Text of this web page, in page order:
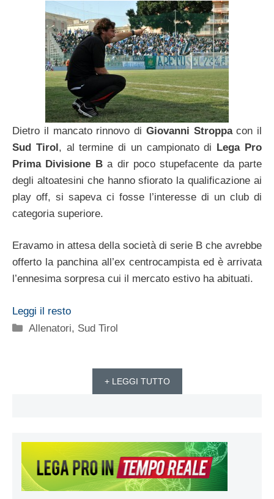
Dietro il mancato rinnovo di Giovanni Stroppacon il
Sud Tirol, al termine di un campionato di Lega Pro
Prima Divisione Ba dir poco stupefacente da parte
degli altoatesini che hanno sfiorato la qualificazione ai
play off, si sapeva ci fosse l’interesse di un club di
categoria superiore.
Eravamo in attesa della società di serie B che avrebbe
offerto la panchina all’ex centrocampista ed è arrivata
l’ennesima sorpresa cui il mercato estivo ha abituati.
Leggi il resto
Categorie
Allenatori, Sud Tirol
+ LEGGI TUTTO